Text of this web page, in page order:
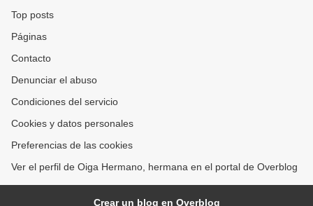
Top posts
Páginas
Contacto
Denunciar el abuso
Condiciones del servicio
Cookies y datos personales
Preferencias de las cookies
Ver el perfil de Oiga Hermano, hermana en el portal de Overblog
Crear un blog en Overblog